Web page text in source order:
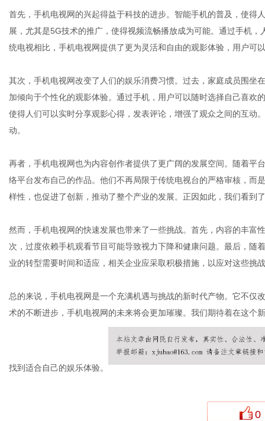
首先，手机电视网的兴起得益于科技的进步。智能手机的普及，使得
展，尤其是5G技术的推广，使得视频流畅播放成为可能。通过手机
统电视相比，手机电视网提供了更为灵活和自由的观影体验，用户可
其次，手机电视网改变了人们的娱乐消费习惯。过去，家庭成员围坐
加倾向于个性化的观影体验。通过手机，用户可以随时选择自己喜欢
使得人们可以实时分享观影心得，发表评论，增强了观众之间的互动
动。
再者，手机电视网也为内容创作者提供了更广阔的发展空间。随着平
络平台发布自己的作品。他们不再局限于传统电视台的严格审核，而
样性，也促进了创新，推动了整个产业的发展。正因如此，我们看到
然而，手机电视网的快速发展也带来了一些挑战。首先，内容的丰富
次，过度依赖手机观看节目可能导致视力下降和健康问题。最后，随
业的转型需要时间和适应，相关企业应采取积极措施，以应对这些挑
总的来说，手机电视网是一个充满机遇与挑战的新时代产物。它不仅
术的不断进步，手机电视网的未来将会更加璀璨。我们期待着在这个
找到适合自己的娱乐体验。
0